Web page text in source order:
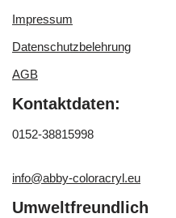
Impressum
Datenschutzbelehrung
AGB
Kontaktdaten:
0152-38815998
info@abby-coloracryl.eu
Umweltfreundlich